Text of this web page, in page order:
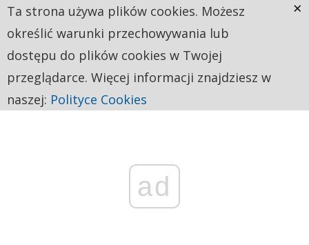
ad
Ta strona używa plików cookies. Możesz
określić warunki przechowywania lub
dostępu do plików cookies w Twojej
przeglądarce. Więcej informacji znajdziesz w
naszej: Polityce Cookies
×